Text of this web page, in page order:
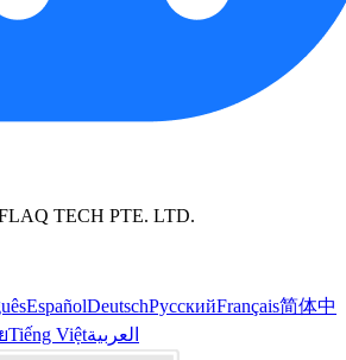
TECH PTE. LTD.
EspañolDeutschРусскийFrançais简体中
Tiếng Việtالعربية